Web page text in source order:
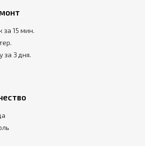
15 мин.
за 3 дня.